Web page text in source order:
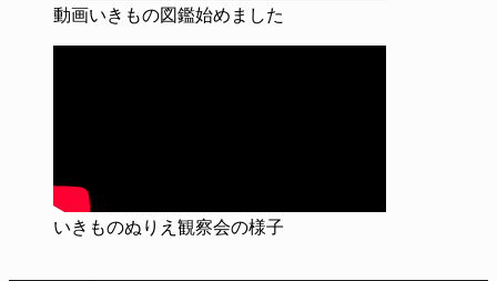
動画いきもの図鑑始めました
いきものぬりえ観察会の様子